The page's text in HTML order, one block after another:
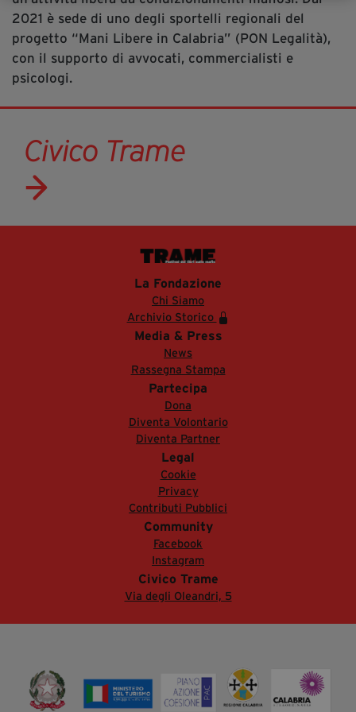
2021 è sede di uno degli sportelli regionali del
progetto “Mani Libere in Calabria” (PON Legalità),
con il supporto di avvocati, commercialisti e
psicologi.
Civico Trame
La Fondazione
Chi Siamo
Archivio Storico
Media & Press
News
Rassegna Stampa
Partecipa
Dona
Diventa Volontario
Diventa Partner
Legal
Cookie
Privacy
Contributi Pubblici
Community
Facebook
Instagram
Civico Trame
Via degli Oleandri, 5